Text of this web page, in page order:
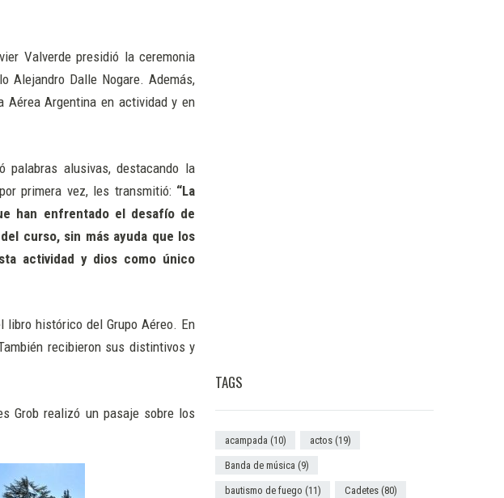
Valverde presidió la ceremonia
Alejandro Dalle Nogare. Además,
Aérea Argentina en actividad y en
palabras alusivas, destacando la
primera vez, les transmitió: “La
han enfrentado el desafío de
curso, sin más ayuda que los
actividad y dios como único
histórico del Grupo Aéreo. En
recibieron sus distintivos y
Grob realizó un pasaje sobre los
TAGS
acampada (10) actos(19)
Banda de música (9)
bautismo de fuego (11) Cadetes(80)